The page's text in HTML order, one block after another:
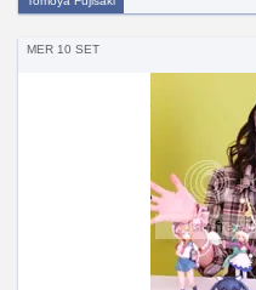
MER 10 SET